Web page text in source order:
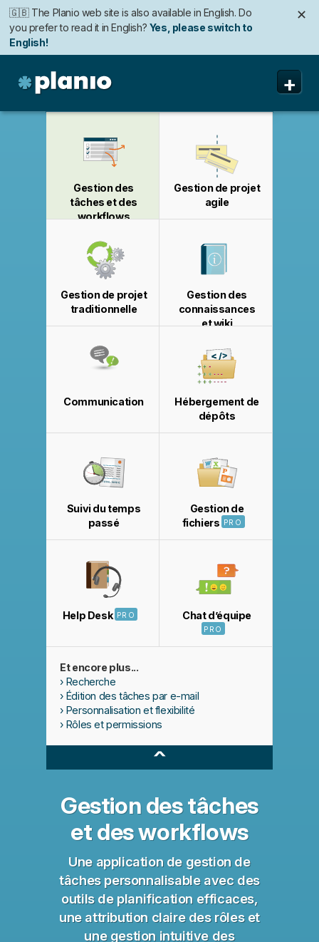
🇬🇧 The Planio web site is also available in English. Do
you prefer to read it in English? Yes, please switch to
English!
✕
Möchten Sie lieber auf Deutsch weiterlesen?
Deutsch wechseln!
✕
本語での表示がお好みですか?
✕
vous le lire en français ?
française !
✕
+
A propos
Gestion des
tâches et des
workflows
Gestion de projet
agile
Gestion de projet
traditionnelle
Gestion des
connaissances
et wiki
Communication
Hébergement de
dépôts
Suivi du temps
passé
Gestion de
fichiers PRO
Help Desk PRO Chat d’équipe
PRO
Et encore plus...
Recherche
Édition des tâches par e-mail
Personnalisation et flexibilité
Rôles et permissions
^
Gestion des tâches
et des workflows
Une application de gestion de
tâches personnalisable avec des
outils de planification efficaces,
une attribution claire des rôles et
une gestion intuitive des